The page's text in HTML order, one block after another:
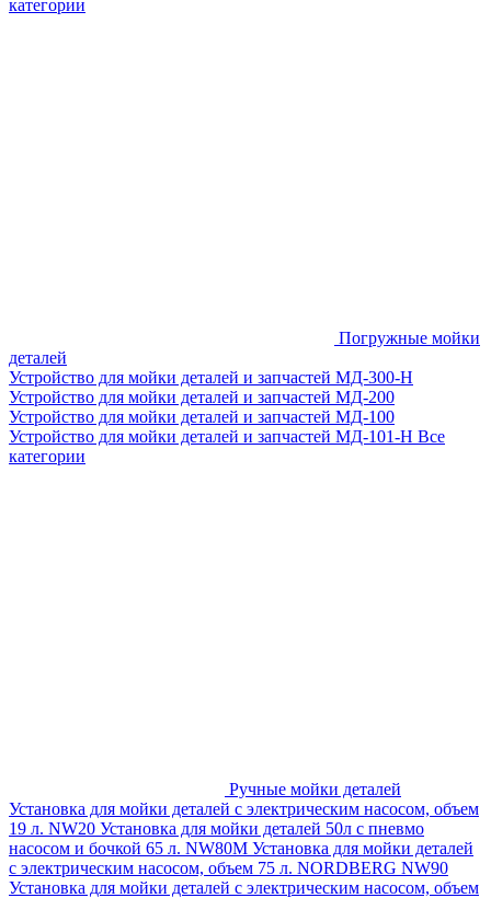
категории
Погружные мойки
деталей
Устройство для мойки деталей и запчастей МД-300-H
Устройство для мойки деталей и запчастей МД-200
Устройство для мойки деталей и запчастей МД-100
Устройство для мойки деталей и запчастей МД-101-Н Все
категории
Ручные мойки деталей
Установка для мойки деталей с электрическим насосом, объем
19 л. NW20 Установка для мойки деталей 50л с пневмо
насосом и бочкой 65 л. NW80M Установка для мойки деталей
с электрическим насосом, объем 75 л. NORDBERG NW90
Установка для мойки деталей с электрическим насосом, объем